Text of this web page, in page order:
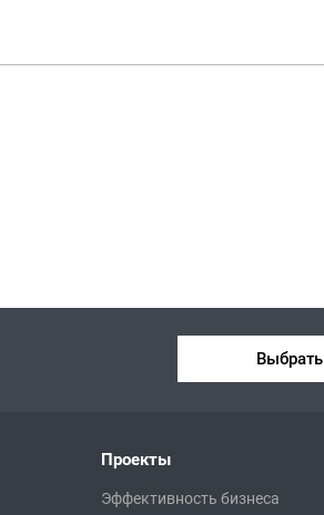
Выбрать
Проекты
Эффективность бизнеса